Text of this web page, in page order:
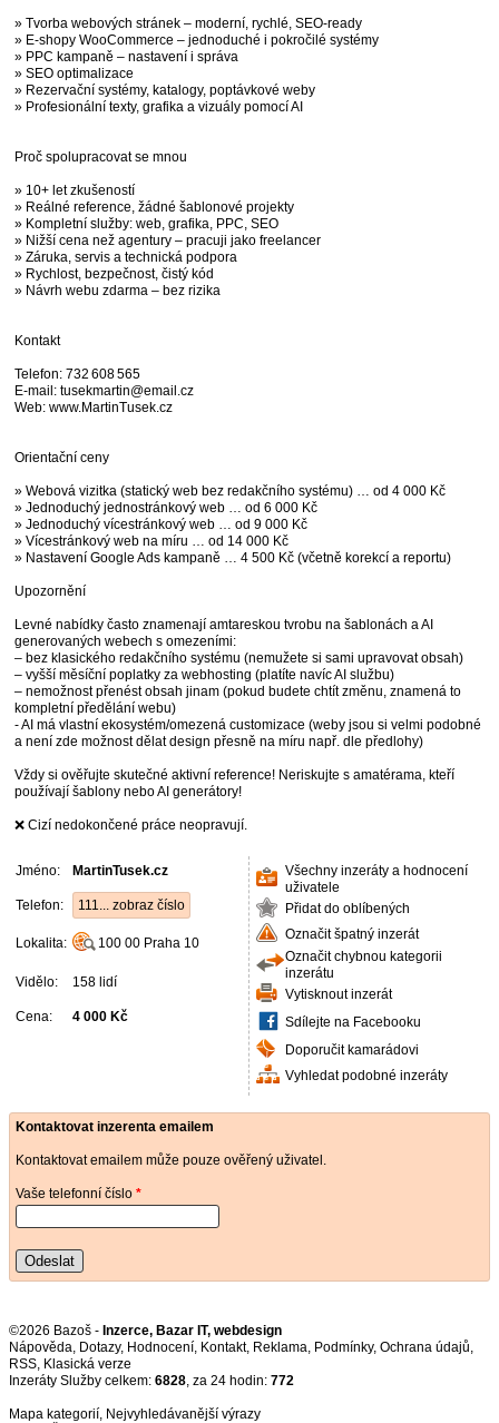
» Tvorba webových stránek – moderní, rychlé, SEO-ready
» E‑shopy WooCommerce – jednoduché i pokročilé systémy
» PPC kampaně – nastavení i správa
» SEO optimalizace
» Rezervační systémy, katalogy, poptávkové weby
» Profesionální texty, grafika a vizuály pomocí AI
Proč spolupracovat se mnou
» 10+ let zkušeností
» Reálné reference, žádné šablonové projekty
» Kompletní služby: web, grafika, PPC, SEO
» Nižší cena než agentury – pracuji jako freelancer
» Záruka, servis a technická podpora
» Rychlost, bezpečnost, čistý kód
» Návrh webu zdarma – bez rizika
Kontakt
Telefon: 732 608 565
E‑mail: tusekmartin@email.cz
Web: www.MartinTusek.cz
Orientační ceny
» Webová vizitka (statický web bez redakčního systému) … od 4 000 Kč
» Jednoduchý jednostránkový web … od 6 000 Kč
» Jednoduchý vícestránkový web … od 9 000 Kč
» Vícestránkový web na míru … od 14 000 Kč
» Nastavení Google Ads kampaně … 4 500 Kč (včetně korekcí a reportu)
Upozornění
Levné nabídky často znamenají amtareskou tvrobu na šablonách a AI
generovaných webech s omezeními:
– bez klasického redakčního systému (nemužete si sami upravovat obsah)
– vyšší měsíční poplatky za webhosting (platíte navíc AI službu)
– nemožnost přenést obsah jinam (pokud budete chtít změnu, znamená to
kompletní předělání webu)
- AI má vlastní ekosystém/omezená customizace (weby jsou si velmi podobné
a není zde možnost dělat design přesně na míru např. dle předlohy)
Vždy si ověřujte skutečné aktivní reference! Neriskujte s amatérama, kteří
používají šablony nebo AI generátory!
❌ Cizí nedokončené práce neopravují.
Jméno: MartinTusek.cz
Telefon: 111... zobraz číslo
Lokalita: 100 00 Praha 10
Vidělo: 158 lidí
Cena: 4 000 Kč
Všechny inzeráty a hodnocení
uživatele
Přidat do oblíbených
Označit špatný inzerát
Označit chybnou kategorii
inzerátu
Vytisknout inzerát
Sdílejte na Facebooku
Doporučit kamarádovi
Vyhledat podobné inzeráty
Kontaktovat inzerenta emailem
Kontaktovat emailem může pouze ověřený uživatel.
Vaše telefonní číslo *
Odeslat
©2026 Bazoš - Inzerce, Bazar IT, webdesign
Nápověda, Dotazy, Hodnocení, Kontakt, Reklama, Podmínky, Ochrana údajů,
RSS,
Inzeráty Služby celkem: 6828, za 24 hodin: 772
Mapa kategorií, Nejvyhledávanější výrazy